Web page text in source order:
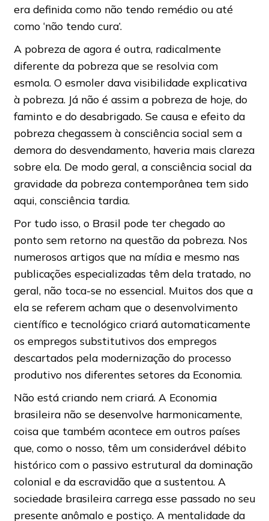
era definida como não tendo remédio ou até
como ‘não tendo cura’.
A pobreza de agora é outra, radicalmente
diferente da pobreza que se resolvia com
esmola. O esmoler dava visibilidade explicativa
à pobreza. Já não é assim a pobreza de hoje, do
faminto e do desabrigado. Se causa e efeito da
pobreza chegassem à consciência social sem a
demora do desvendamento, haveria mais clareza
sobre ela. De modo geral, a consciência social da
gravidade da pobreza contemporânea tem sido
aqui, consciência tardia.
Por tudo isso, o Brasil pode ter chegado ao
ponto sem retorno na questão da pobreza. Nos
numerosos artigos que na mídia e mesmo nas
publicações especializadas têm dela tratado, no
geral, não toca-se no essencial. Muitos dos que a
ela se referem acham que o desenvolvimento
científico e tecnológico criará automaticamente
os empregos substitutivos dos empregos
descartados pela modernização do processo
produtivo nos diferentes setores da Economia.
Não está criando nem criará. A Economia
brasileira não se desenvolve harmonicamente,
coisa que também acontece em outros países
que, como o nosso, têm um considerável débito
histórico com o passivo estrutural da dominação
colonial e da escravidão que a sustentou. A
sociedade brasileira carrega esse passado no seu
presente anômalo e postiço. A mentalidade da